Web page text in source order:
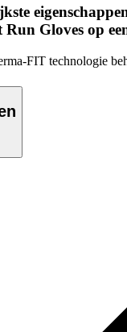
Gloves op
FIT technologie
je lichaam om je
manchet helpt
hardlopen
maakt het